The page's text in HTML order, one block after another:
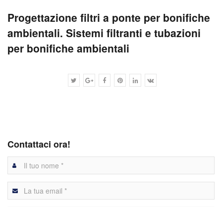
Progettazione filtri a ponte per bonifiche
ambientali. Sistemi filtranti e tubazioni
per bonifiche ambientali
Contattaci ora!